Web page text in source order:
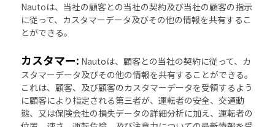
Nautoは、当社の顧客との当社の契約及び当社の顧客の指示
に従って、カスタマーデータ及びその他の情報を共有するこ
とができる。
カスタマー: Nautoは、顧客との当社の契約に従って、カ
スタマーデータ及びその他の情報を共有することができる。
これは、顧客、及び顧客のカスタマーデータを受領するよう
に顧客により指定される第三者が、運転者の安全、交通動
態、又は保険会社の損失データの詳細分析に加え、運転者の